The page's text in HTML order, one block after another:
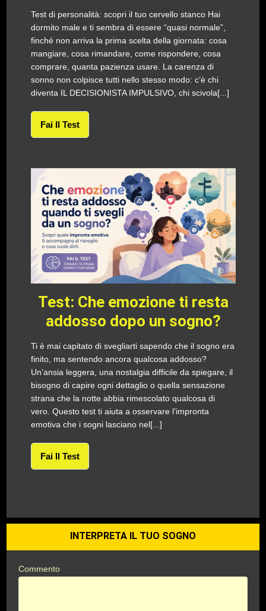
Test di personalità: scopri il tuo cervello stanco Hai
dormito male e ti sembra di essere “quasi normale”,
finché non arriva la prima scelta della giornata: cosa
mangiare, cosa rimandare, come rispondere, cosa
comprare, quanta pazienza usare. La carenza di
sonno non colpisce tutti nello stesso modo: c’è chi
diventa IL DECISIONISTA IMPULSIVO, chi scivola[...]
Fai Il Test
Test: Che emozione ti resta
addosso dopo un sogno?
Ti è mai capitato di svegliarti sapendo che il sogno era
finito, ma sentendo ancora qualcosa addosso?
Un’ansia leggera, una nostalgia difficile da spiegare, il
bisogno di capire ogni dettaglio o quella sensazione
strana che la notte abbia rimescolato qualcosa di
vero. Questo test ti aiuta a osservare l’impronta
emotiva che i sogni lasciano nel[...]
Fai Il Test
INTERPRETA IL TUO SOGNO
Commento